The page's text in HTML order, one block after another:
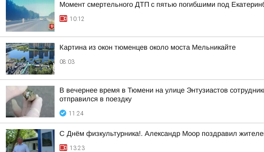
Момент смертельного ДТП с пятью погибшими под
10:12
Картина из окон тюменцев около моста Мельникайте
08:03
В вечернее время в Тюмени на улице Энтузиастов
отправился в поездку
11:24
С Днём физкультурника!. Александр Моор поздравил
13:23